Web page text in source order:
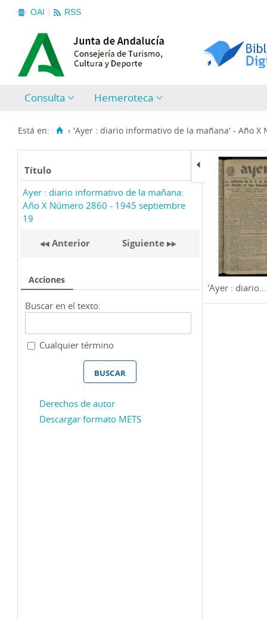
OAI RSS
Consulta Hemeroteca
Está en: › 'Ayer : diario informativo de la mañana' - Año X
Título
Ayer : diario informativo de la mañana:
Año X Número 2860 - 1945 septiembre
19
Anterior Siguiente
Acciones
Buscar en el texto:
Cualquier término
Derechos de autor
Descargar formato METS
'Ayer : diario...